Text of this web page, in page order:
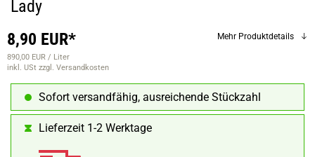
Lady
8,90 EUR*
890,00 EUR / Liter
inkl. USt zzgl. Versandkosten
Mehr Produktdetails
Sofort versandfähig, ausreichende Stückzahl
Lieferzeit 1-2 Werktage